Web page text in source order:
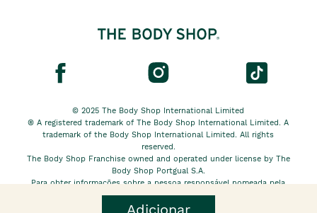
Adicionar
© 2025 The Body Shop International Limited
® A registered trademark of The Body Shop International Limited. A
trademark of the Body Shop International Limited. All rights
reserved.
The Body Shop Franchise owned and operated under license by The
Body Shop Portgual S.A.
Para obter informações sobre a pessoa responsável nomeada pela
The Body Shop International Limited EU, clique